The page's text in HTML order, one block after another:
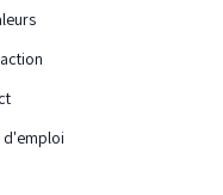
d'emploi